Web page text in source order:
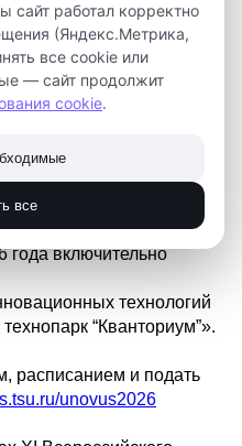
по беспилотным
команды
полет квадрокоптера
«дронопорт».
3–4 человека
года
года включительно
технологий
“Кванториум”».
расписанием и подать
unovus2026
сайт работал корректно
(Яндекс.Метрика,
все cookie или
— сайт продолжит
cookie.
все